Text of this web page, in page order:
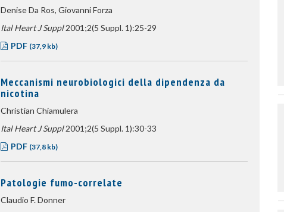
Denise Da Ros, Giovanni Forza
Ital Heart J Suppl2001;2(5 Suppl. 1):25-29
PDF (37,9 kb)
Meccanismi neurobiologici della dipendenza da
nicotina
Christian Chiamulera
Ital Heart J Suppl2001;2(5 Suppl. 1):30-33
PDF (37,8 kb)
Patologie fumo-correlate
Claudio F. Donner